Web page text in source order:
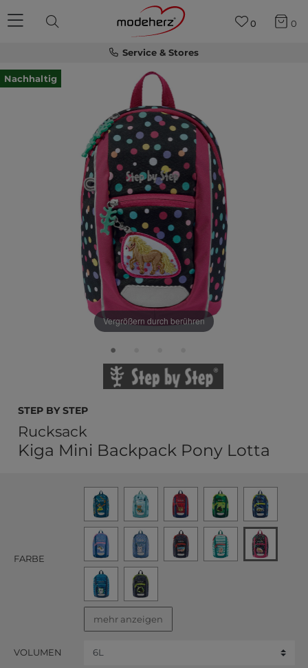
Service & Stores
0 0
Nachhaltig
Vergrößern durch berühren
Step by Step
Rucksack
Kiga Mini Backpack Pony Lotta
FARBE
mehr anzeigen
VOLUMEN